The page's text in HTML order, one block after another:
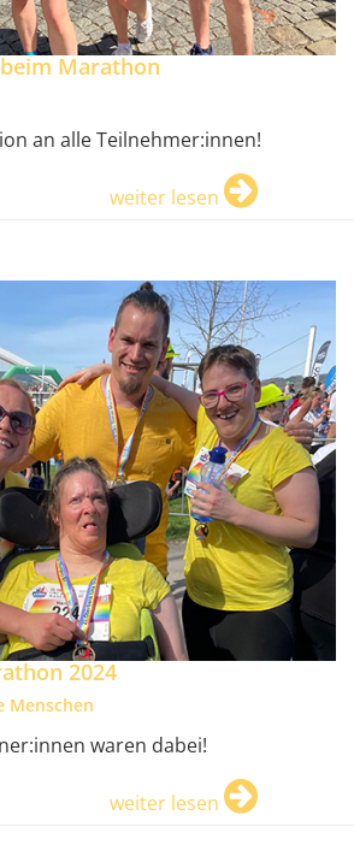
Marathon
an alle Teilnehmer:innen!
weiter lesen
2024
Menschen
waren dabei!
weiter lesen